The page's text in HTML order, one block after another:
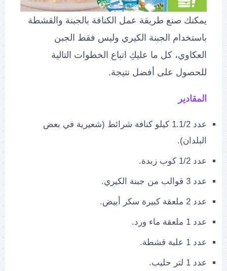
يمكنك صنع طريقة عمل الكنافة بالجبنة والقشطة
باستخدام الجبنة الكيري وليس فقط الجبن
العكاوي، كل ما عليكِ اتباع الخطوات التالية
للحصول على أفضل نتيجة.
المقادير
عدد 1.1/2 كيلو كنافة شرائط (شعيرية في بعض
البلدان).
عدد 1/2 كوب زبدة.
عدد 3 قوالب من جبنة الكيري.
عدد 2 ملعقة كبيرة سكر أبيض.
عدد 1 ملعقة ماء ورد.
عدد 1 علبة قشطة.
عدد 1 لتر حليب.